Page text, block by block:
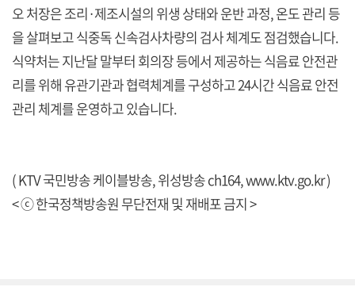
오 처장은 조리·제조시설의 위생 상태와 운반 과정, 온도 관리 등
을 살펴보고 식중독 신속검사차량의 검사 체계도 점검했습니다.
식약처는 지난달 말부터 회의장 등에서 제공하는 식음료 안전관
리를 위해 유관기관과 협력체계를 구성하고 24시간 식음료 안전
관리 체계를 운영하고 있습니다.
( KTV 국민방송 케이블방송, 위성방송 ch164,www.ktv.go.kr)
< ⓒ 한국정책방송원 무단전재 및 재배포 금지 >